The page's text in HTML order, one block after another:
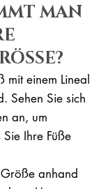
MAN
mit einem Lineal
Sehen Sie sich
an, um
Ihre Füße
anhand